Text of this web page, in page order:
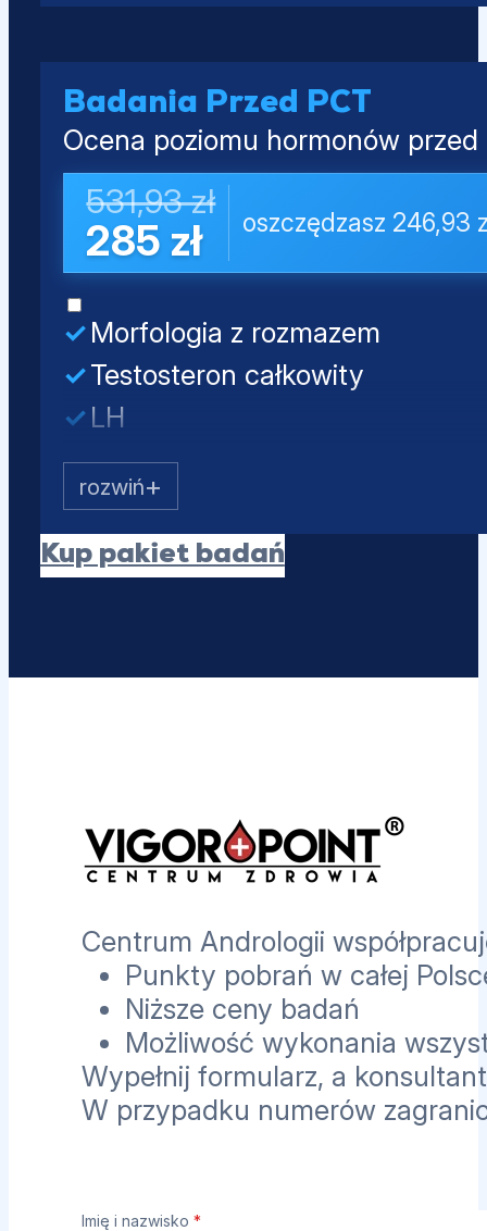
Estradiol (E2)
Prolaktyna
PSA całkowity
Badania Przed PCT
Ocena poziomu hormonów
531,93 zł
285 zł oszczędzasz 246,93
Morfologia z rozmazem
Testosteron całkowity
LH
FSH
SHBG
Albumina
Estradiol (E2)
PSA całkowity
Kup pakiet badań
Centrum Andrologii
Punkty pobrań w całej
Niższe ceny badań
Możliwość wykonania
Wypełnij formularz, a
W przypadku numerów
Imię i nazwisko*